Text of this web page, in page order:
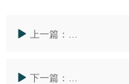
上一篇：
下一篇：